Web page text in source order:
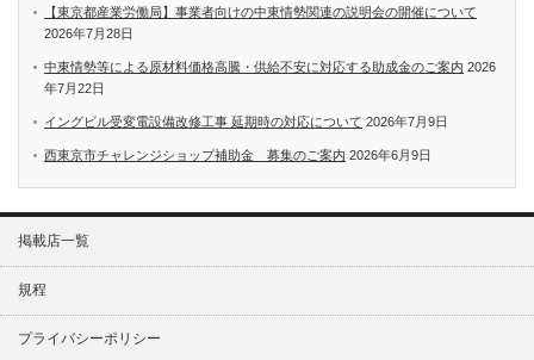
【東京都産業労働局】事業者向けの中東情勢関連の説明会の開催について
2026年7月28日
中東情勢等による原材料価格高騰・供給不安に対応する助成金のご案内 2026
年7月22日
イングビル受変電設備改修工事 延期時の対応について 2026年7月9日
西東京市チャレンジショップ補助金 募集のご案内 2026年6月9日
掲載店一覧
規程
プライバシーポリシー